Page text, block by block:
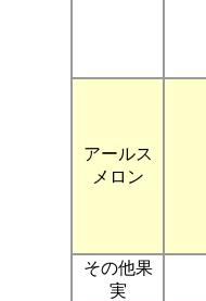
アールス
メロン
その他果
実